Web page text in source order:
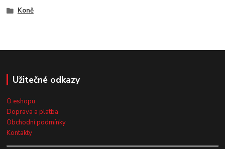
Koně
Užitečné odkazy
O eshopu
Doprava a platba
Obchodní podmínky
Kontakty